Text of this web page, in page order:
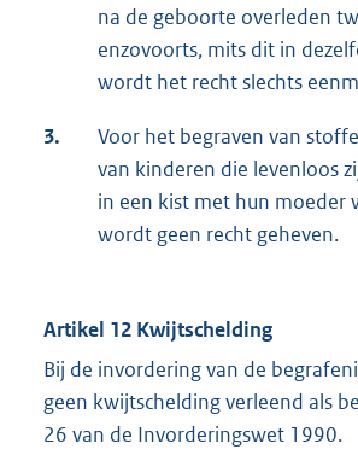
na de geboorte overleden
enzovoorts, mits dit in
wordt het recht slechts
3.
Voor het begraven van
van kinderen die levenloos
in een kist met hun moeder
wordt geen recht geheven.
Artikel 12 Kwijtschelding
Bij de invordering van de
geen kwijtschelding verleend als
26 van de Invorderingswet 1990.